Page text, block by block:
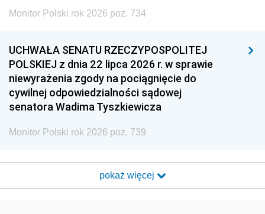
Monitor Polski rok 2026 poz. 734
UCHWAŁA SENATU RZECZYPOSPOLITEJ
POLSKIEJ z dnia 22 lipca 2026 r. w sprawie
niewyrażenia zgody na pociągnięcie do
cywilnej odpowiedzialności sądowej
senatora Wadima Tyszkiewicza
Monitor Polski rok 2026 poz. 739
pokaż więcej